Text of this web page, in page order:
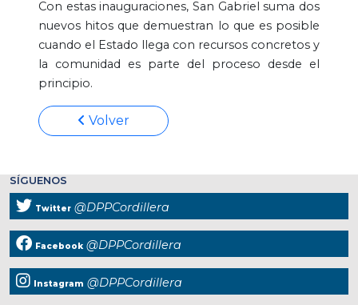
Con estas inauguraciones, San Gabriel suma dos
nuevos hitos que demuestran lo que es posible
cuando el Estado llega con recursos concretos y
la comunidad es parte del proceso desde el
principio.
Volver
SÍGUENOS
Twitter @DPPCordillera
Facebook @DPPCordillera
Instagram @DPPCordillera